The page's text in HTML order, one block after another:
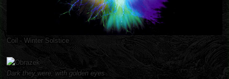
Coil - Winter Solstice
Dark they were, with golden eyes